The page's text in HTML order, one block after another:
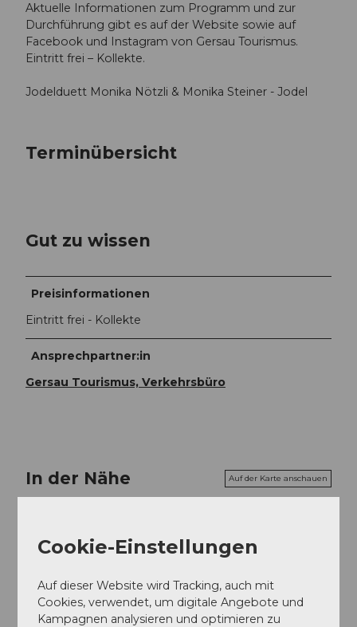
Aktuelle Informationen zum Programm und zur
Durchführung gibt es auf der Website sowie auf
Facebook und Instagram von Gersau Tourismus.
Eintritt frei – Kollekte.
Jodelduett Monika Nötzli & Monika Steiner - Jodel
Terminübersicht
Gut zu wissen
Preisinformationen
Eintritt frei - Kollekte
Ansprechpartner:in
Gersau Tourismus, Verkehrsbüro
In der Nähe Auf der Karte anschauen
Veranstaltung
Veranstaltungsort
Cookie-Einstellungen
Auf dieser Website wird Tracking, auch mit
Cookies, verwendet, um digitale Angebote und
Kampagnen analysieren und optimieren zu